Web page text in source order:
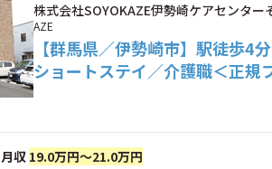
株式会社SOYOKAZE伊勢崎ケアセンター
AZE
【群馬県／伊勢崎市】駅徒歩4
ショートステイ／介護職＜正規
月収 19.0万円～21.0万円